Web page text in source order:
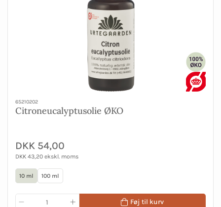
65210202
Citroneucalyptusolie ØKO
DKK 54,00
DKK 43,20 ekskl. moms
10 ml 100 ml
Føj til kurv